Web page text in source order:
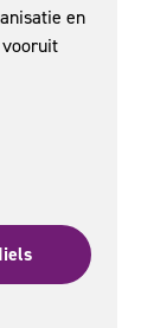
en